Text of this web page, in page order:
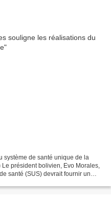
système de santé unique de la
président bolivien, Evo Morales,
santé (SUS) devrait fournir un